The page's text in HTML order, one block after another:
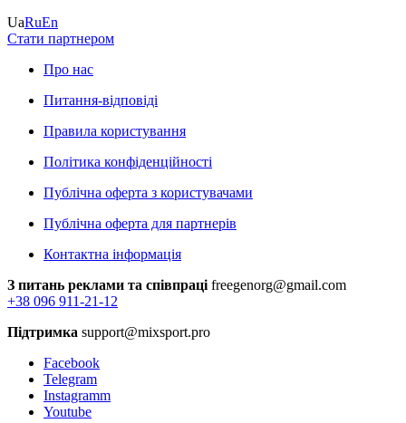
UaRuEn
Стати партнером
Про нас
Питання-відповіді
Правила користування
Політика конфіденційності
Публічна оферта з користувачами
Публічна оферта для партнерів
Контактна інформація
З питань реклами та співпраці freegenorg@gmail.com
+38 096 911-21-12
Підтримка support@mixsport.pro
Facebook
Telegram
Instagramm
Youtube